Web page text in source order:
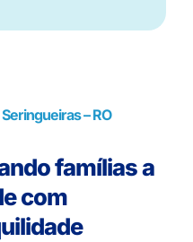
– RO
famílias a
com